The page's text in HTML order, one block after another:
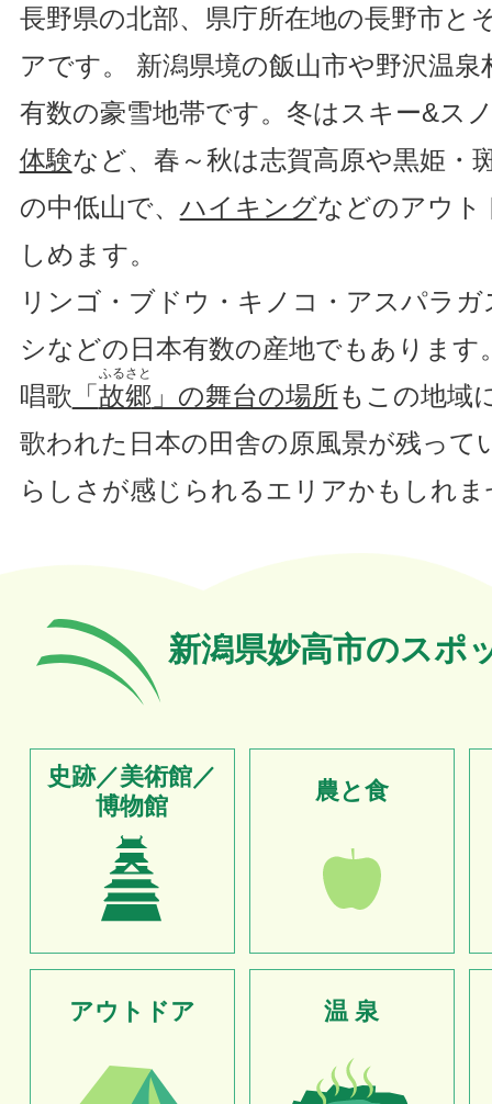
長野県の北部、県庁所在地の長野市と
アです。 新潟県境の飯山市や野沢温泉
有数の豪雪地帯です。冬はスキー&ス
体験など、春～秋は志賀高原や黒姫・
の中低山で、 ハイキングなどのアウト
しめます。
リンゴ・ブドウ・キノコ・アスパラ
シなどの日本有数の産地でもあります
唱歌 「故郷
ふるさと
」の舞台の場所もこの地域
歌われた日本の田舎の原風景が残って
らしさが感じられるエリアかもしれま
新潟県妙高市のスポ
史跡／美術館／
博物館
農と食
アウトドア 温 泉